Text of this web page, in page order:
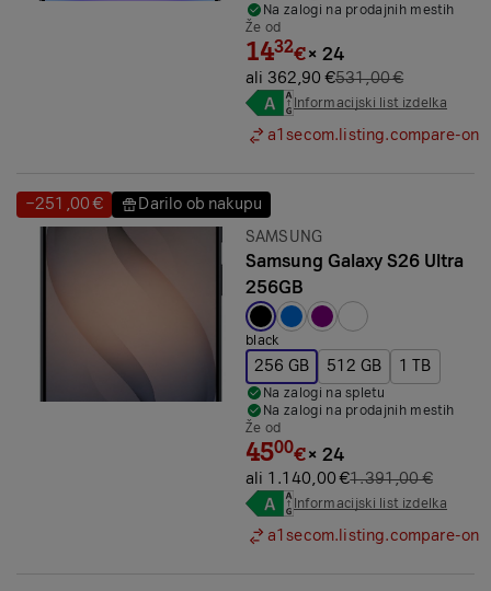
Na zalogi na prodajnih mestih
Že od
1432€× 24
ali 362,90 €531,00 €
Informacijski list izdelka
a1secom.listing.compare-on
Prihranek:
−251,00 € Prihranek:
Darilo ob nakupu
Znamka:
SAMSUNG
Samsung Galaxy S26 Ultra
256GB
Izbrana barva:
black
256 GB 512 GB 1 TB
Na zalogi na spletu
Na zalogi na prodajnih mestih
Že od
4500€× 24
ali 1.140,00 €1.391,00 €
Informacijski list izdelka
a1secom.listing.compare-on